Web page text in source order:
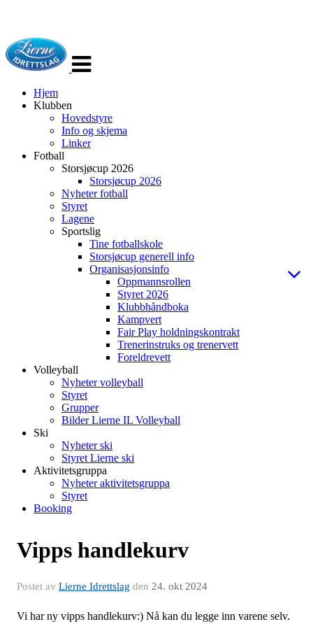
navigasjon
Hjem
Klubben
Hovedstyre
Info og skjema
Linker
Fotball
Storsjøcup 2026
Storsjøcup 2026
Nyheter fotball
Styret
Lagene
Sportslig
Tine fotballskole
Storsjøcup generell info
Organisasjonsinfo
Oppmannsrollen
Styret 2026
Klubbhåndboka
Kampvert
Fair Play holdningskontrakt
Trenerinstruks og trenervett
Foreldrevett
Volleyball
Nyheter volleyball
Styret
Grupper
Bilder Lierne IL Volleyball
Ski
Nyheter ski
Styret Lierne ski
Aktivitetsgruppa
Nyheter aktivitetsgruppa
Styret
Booking
Vipps handlekurv
Postet av Lierne Idrettslag den 24. okt 2024
Vi har ny vipps handlekurv:) Nå kan du legge inn varene selv.